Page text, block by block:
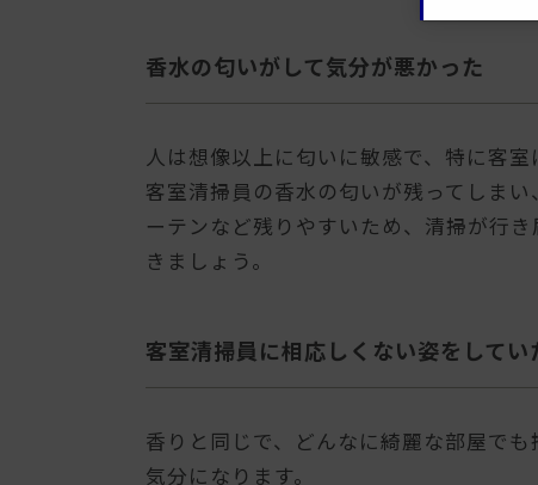
香水の匂いがして気分が悪かった
人は想像以上に匂いに敏感で、特に客
客室清掃員の香水の匂いが残ってしま
ーテンなど残りやすいため、清掃が行
きましょう。
客室清掃員に相応しくない姿をしてい
香りと同じで、どんなに綺麗な部屋で
気分になります。